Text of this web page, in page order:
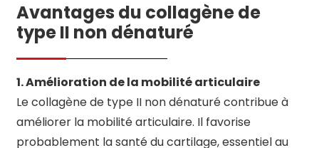
Avantages du collagène de
type II non dénaturé
1. Amélioration de la mobilité articulaire
Le collagène de type II non dénaturé contribue à
améliorer la mobilité articulaire. Il favorise
probablement la santé du cartilage, essentiel au